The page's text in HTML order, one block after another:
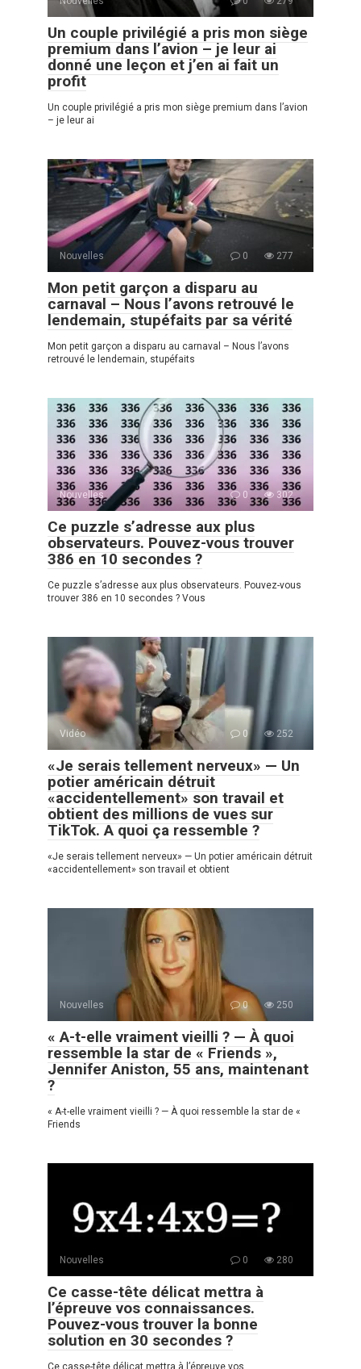
Un couple privilégié a pris mon siège
premium dans l’avion – je leur ai
donné une leçon et j’en ai fait un
profit
Un couple privilégié a pris mon siège premium dans l’avion
– je leur ai
Nouvelles 0 277
Mon petit garçon a disparu au
carnaval – Nous l’avons retrouvé le
lendemain, stupéfaits par sa vérité
Mon petit garçon a disparu au carnaval – Nous l’avons
retrouvé le lendemain, stupéfaits
Nouvelles 0 302
Ce puzzle s’adresse aux plus
observateurs. Pouvez-vous trouver
386 en 10 secondes ?
Ce puzzle s’adresse aux plus observateurs. Pouvez-vous
trouver 386 en 10 secondes ? Vous
Vidéo 0 252
«Je serais tellement nerveux» — Un
potier américain détruit
«accidentellement» son travail et
obtient des millions de vues sur
TikTok. A quoi ça ressemble ?
«Je serais tellement nerveux» — Un potier américain détruit
«accidentellement» son travail et obtient
Nouvelles 0 250
« A-t-elle vraiment vieilli ? — À quoi
ressemble la star de « Friends »,
Jennifer Aniston, 55 ans, maintenant
?
« A-t-elle vraiment vieilli ? — À quoi ressemble la star de «
Friends
Nouvelles 0 280
Ce casse-tête délicat mettra à
l’épreuve vos connaissances.
Pouvez-vous trouver la bonne
solution en 30 secondes ?
Ce casse-tête délicat mettra à l’épreuve vos